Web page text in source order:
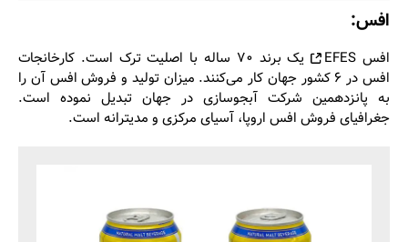
افس:
افس EFES
یک برند ۷۰ ساله با اصلیت ترک است. کارخانجات
افس در ۶ کشور جهان کار می‌کنند. میزان تولید و فروش افس آن را
به پانزدهمین شرکت آبجوسازی در جهان تبدیل نموده است.
جغرافیای فروش افس اروپا، آسیای مرکزی و مدیترانه است.